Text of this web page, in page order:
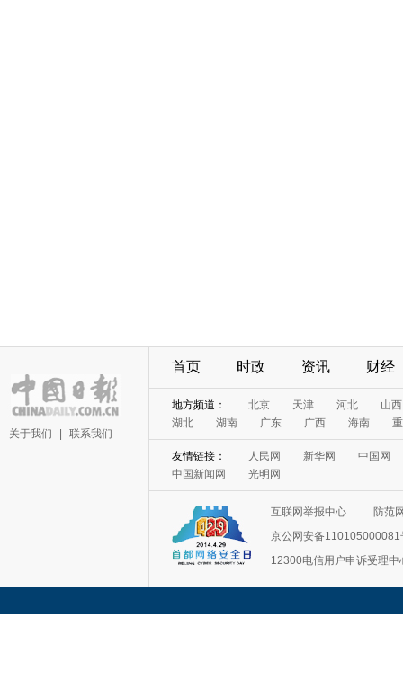
关于我们 联系我们
首页 时政 资讯 财经
地方频道： 北京 天津 河北
山西
湖北
湖南 广东 广西 海南
友情链接： 人民网 新华网
中国网
中国新闻网
光明网
互联网举报中心
防范
京公网安备110105000081
12300电信用户申诉受理中